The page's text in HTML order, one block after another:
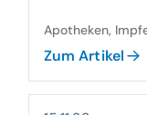
Apotheken,
Zum Artikel